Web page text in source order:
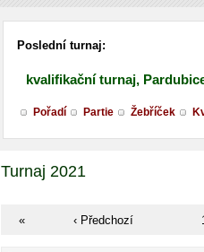
Poslední turnaj:
kvalifikační turnaj,
Pořadí Partie Žebříček
Turnaj 2021
« ‹ Předchozí